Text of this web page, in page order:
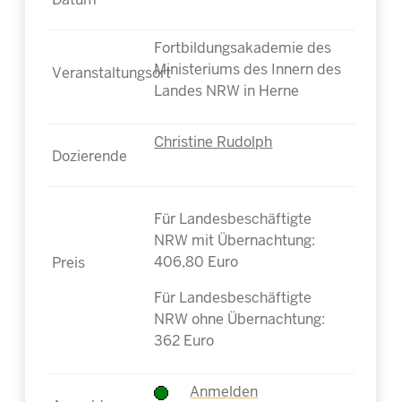
Fortbildungsakademie des
Ministeriums des Innern des
Landes NRW in Herne
Christine Rudolph
Für Landesbeschäftigte
NRW mit Übernachtung:
406,80 Euro
Für Landesbeschäftigte
NRW ohne Übernachtung:
362 Euro
Anmelden